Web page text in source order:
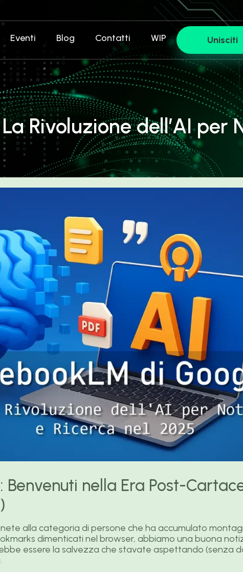
Eventi Blog Contatti WIP Unisciti
Rivoluzione dell’AI per
Benvenuti nella Era Post-
alla categoria di persone che ha accumulato
dimenticati nel browser, abbiamo una buona
essere la salvezza che stavate aspettando (senza